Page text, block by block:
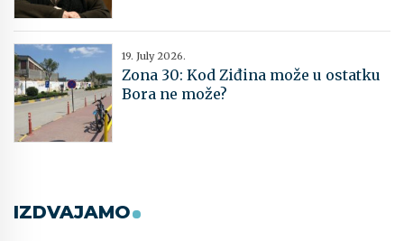
19. July 2026.
Zona 30: Kod Ziđina može u ostatku
Bora ne može?
IZDVAJAMO